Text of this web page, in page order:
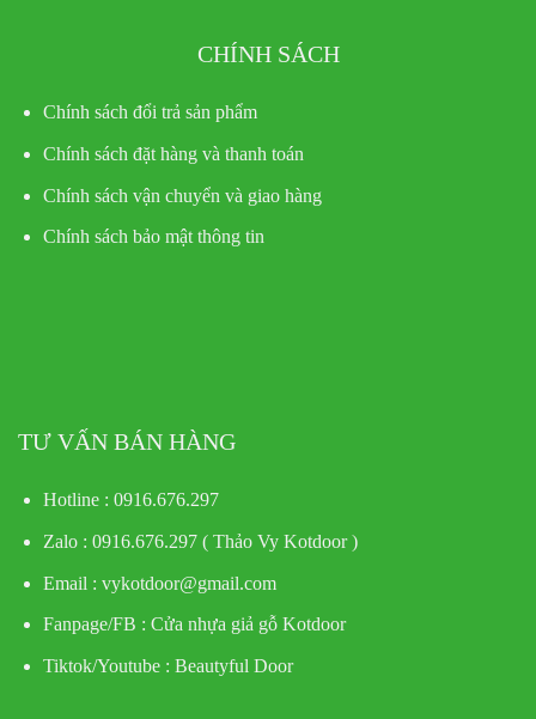
CHÍNH SÁCH
Chính sách đổi trả sản phẩm
Chính sách đặt hàng và thanh toán
Chính sách vận chuyển và giao hàng
Chính sách bảo mật thông tin
TƯ VẤN BÁN HÀNG
Hotline : 0916.676.297
Zalo : 0916.676.297 ( Thảo Vy Kotdoor )
Email : vykotdoor@gmail.com
Fanpage/FB : Cửa nhựa giả gỗ Kotdoor
Tiktok/Youtube : Beautyful Door